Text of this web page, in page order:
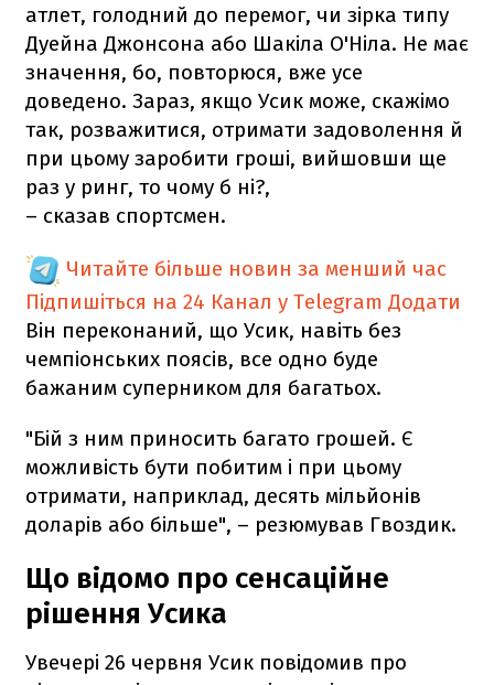
атлет, голодний до перемог, чи зірка типу
Дуейна Джонсона або Шакіла О'Ніла. Не має
значення, бо, повторюся, вже усе
доведено. Зараз, якщо Усик може, скажімо
так, розважитися, отримати задоволення й
при цьому заробити гроші, вийшовши ще
раз у ринг, то чому б ні?,
– сказав спортсмен.
Читайте більше новин за менший час
Підпишіться на 24 Канал у Telegram Додати
Він переконаний, що Усик, навіть без
чемпіонських поясів, все одно буде
бажаним суперником для багатьох.
"Бій з ним приносить багато грошей. Є
можливість бути побитим і при цьому
отримати, наприклад, десять мільйонів
доларів або більше", – резюмував Гвоздик.
Що відомо про сенсаційне
рішення Усика
Увечері 26 червня Усик повідомив про